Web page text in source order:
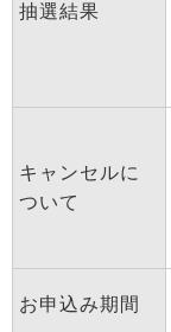
抽選結果
キャンセルに
ついて
お申込み期間